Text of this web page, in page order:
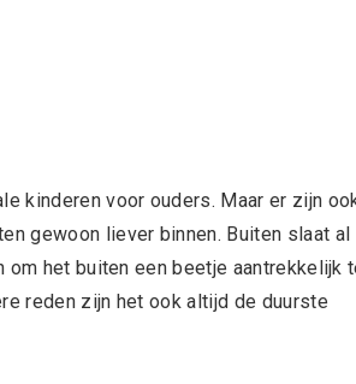
kinderen voor ouders. Maar er zijn
gewoon liever binnen. Buiten slaat al
het buiten een beetje aantrekkelijk
reden zijn het ook altijd de duurste